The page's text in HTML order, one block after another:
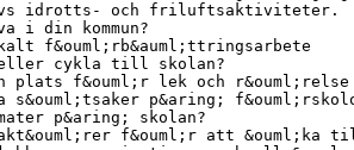
idrotts- och friluftsaktiviteter.
i din kommun?
f&ouml;rb&auml;ttringsarbete
eller cykla till skolan?
plats f&ouml;r lek och r&ouml;relse
p&aring;
p&aring; skolan?
akt&ouml;rer f&ouml;r att